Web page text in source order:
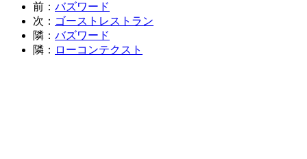
前： バズワード
次： ゴーストレストラン
隣： バズワード
隣： ローコンテクスト